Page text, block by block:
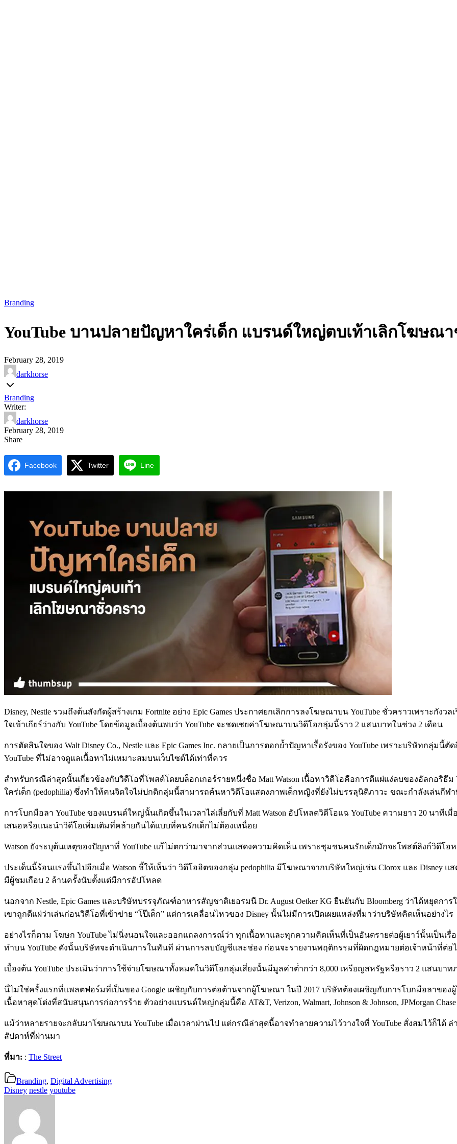
Branding
YouTube บานปลายปัญหาใคร่เด็ก แบรนด์ใหญ่ตบเท้าเลิกโฆษณ
February 28, 2019
darkhorse
Branding
Writer:
darkhorse
February 28, 2019
Share
Facebook Twitter Line
Disney, Nestle รวมถึงต้นสังกัดผู้สร้างเกม Fortnite อย่าง Epic Games ประกาศยกเลิกการลงโฆษณาบน YouTube ชั่วคราวเพราะ
ใจเข้าเกียร์ว่างกับ YouTube โดยข้อมูลเบื้องต้นพบว่า YouTube จะชดเชยค่าโฆษณาบนวิดีโอกลุ่มนี้ราว 2 แสนบาทในช่วง 2 เดือน
การตัดสินใจของ Walt Disney Co., Nestle และ Epic Games Inc. กลายเป็นการตอกย้ำปัญหาเรื้อรังของ YouTube เพราะบริษัทกลุ่
YouTube ที่ไม่อาจดูแลเนื้อหาไม่เหมาะสมบนเว็บไซต์ได้เท่าที่ควร
สำหรับกรณีล่าสุดนั้นเกี่ยวข้องกับวิดีโอที่โพสต์โดยบล็อกเกอร์รายหนึ่งชื่อ Matt Watson เนื้อหาวิดีโอคือการตีแผ่แง่ลบของอัลกอริธึ
ใคร่เด็ก (pedophilia) ซึ่งทำให้คนจิตใจไม่ปกติกลุ่มนี้สามารถค้นหาวิดีโอแสดงภาพเด็กหญิงที่ยังไม่บรรลุนิติภาวะ ขณะกำลังเล่นกีฬ
การโบกมือลา YouTube ของแบรนด์ใหญ่นั้นเกิดขึ้นในเวลาไล่เลี่ยกับที่ Matt Watson อัปโหลดวิดีโอแฉ YouTube ความยาว 20 นา
เสนอหรือแนะนำวิดีโอเพิ่มเติมที่คล้ายกันได้แบบที่คนรักเด็กไม่ต้องเหนื่อย
Watson ยังระบุต้นเหตุของปัญหาที่ YouTube แก้ไม่ตกว่ามาจากส่วนแสดงความคิดเห็น เพราะชุมชนคนรักเด็กมักจะโพสต์ลิงก์วิดีโอ
ประเด็นนี้ร้อนแรงขึ้นไปอีกเมื่อ Watson ชี้ให้เห็นว่า วิดีโอฮิตของกลุ่ม pedophilia มีโฆษณาจากบริษัทใหญ่เช่น Clorox และ Disney
มีผู้ชมเกือบ 2 ล้านครั้งนับตั้งแต่มีการอัปโหลด
นอกจาก Nestle, Epic Games และบริษัทบรรจุภัณฑ์อาหารสัญชาติเยอรมนี Dr. August Oetker KG ยืนยันกับ Bloomberg ว่าได้หยุด
เขาถูกดีแผ่ว่าเล่นก่อนวิดีโอที่เข้าข่าย “โป๊เด็ก” แต่การเคลื่อนไหวของ Disney นั้นไม่มีการเปิดเผยแหล่งที่มาว่าบริษัทคิดเห็นอย่างไร
อย่างไรก็ตาม โฆษก YouTube ไม่นิ่งนอนใจและออกแถลงการณ์ว่า ทุกเนื้อหาและทุกความคิดเห็นที่เป็นอันตรายต่อผู้เยาว์นั้นเป็นเรื่
ทำบน YouTube ดังนั้นบริษัทจะดำเนินการในทันที ผ่านการลบบัญชีและช่อง ก่อนจะรายงานพฤติกรรมที่ผิดกฎหมายต่อเจ้าหน้าที่ต่อ
เบื้องต้น YouTube ประเมินว่าการใช้จ่ายโฆษณาทั้งหมดในวิดีโอกลุ่มเสี่ยงนั้นมีมูลค่าต่ำกว่า 8,000 เหรียญสหรัฐหรือราว 2 แสนบาท
นี่ไม่ใช่ครั้งแรกที่แพลตฟอร์มที่เป็นของ Google เผชิญกับการต่อต้านจากผู้โฆษณา ในปี 2017 บริษัทต้องเผชิญกับการโบกมือลาขอ
เนื้อหาสุดโต่งที่สนับสนุนการก่อการร้าย ตัวอย่างแบรนด์ใหญ่กลุ่มนี้คือ AT&T, Verizon, Walmart, Johnson & Johnson, JPMorgan
แม้ว่าหลายรายจะกลับมาโฆษณาบน YouTube เมื่อเวลาผ่านไป แต่กรณีล่าสุดนี้อาจทำลายความไว้วางใจที่ YouTube สั่งสมไว้ก็ได้ ล่
สัปดาห์ที่ผ่านมา
ที่มา: : The Street
Branding, Digital Advertising
Disney nestle youtube